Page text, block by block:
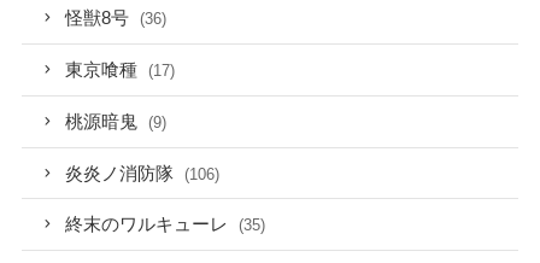
怪獣8号 (36)
東京喰種 (17)
桃源暗鬼 (9)
炎炎ノ消防隊 (106)
終末のワルキューレ (35)